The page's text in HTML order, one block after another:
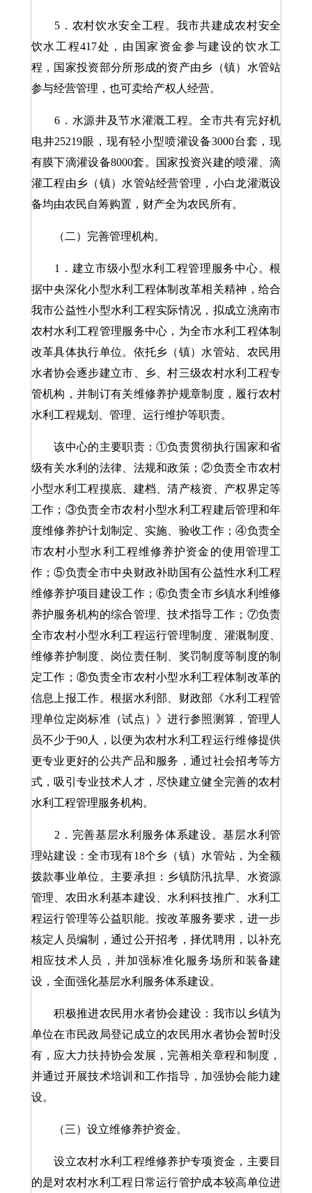
5．农村饮水安全工程。我市共建成农村安全
饮水工程417处，由国家资金参与建设的饮水工
程，国家投资部分所形成的资产由乡（镇）水管站
参与经营管理，也可卖给产权人经营。
6．水源井及节水灌溉工程。全市共有完好机
电井25219眼，现有轻小型喷灌设备3000台套，现
有膜下滴灌设备8000套。国家投资兴建的喷灌、滴
灌工程由乡（镇）水管站经营管理，小白龙灌溉设
备均由农民自筹购置，财产全为农民所有。
（二）完善管理机构。
1．建立市级小型水利工程管理服务中心。根
据中央深化小型水利工程体制改革相关精神，给合
我市公益性小型水利工程实际情况，拟成立洮南市
农村水利工程管理服务中心，为全市水利工程体制
改革具体执行单位。依托乡（镇）水管站、农民用
水者协会逐步建立市、乡、村三级农村水利工程专
管机构，并制订有关维修养护规章制度，履行农村
水利工程规划、管理、运行维护等职责。
该中心的主要职责：①负责贯彻执行国家和省
级有关水利的法律、法规和政策；②负责全市农村
小型水利工程摸底、建档、清产核资、产权界定等
工作；③负责全市农村小型水利工程建后管理和年
度维修养护计划制定、实施、验收工作；④负责全
市农村小型水利工程维修养护资金的使用管理工
作；⑤负责全市中央财政补助国有公益性水利工程
维修养护项目建设工作；⑥负责全市乡镇水利维修
养护服务机构的综合管理、技术指导工作；⑦负责
全市农村小型水利工程运行管理制度、灌溉制度、
维修养护制度、岗位责任制、奖罚制度等制度的制
定工作；⑧负责全市农村小型水利工程体制改革的
信息上报工作。根据水利部、财政部《水利工程管
理单位定岗标准（试点）》进行参照测算，管理人
员不少于90人，以便为农村水利工程运行维修提供
更专业更好的公共产品和服务，通过社会招考等方
式，吸引专业技术人才，尽快建立健全完善的农村
水利工程管理服务机构。
2．完善基层水利服务体系建设。基层水利管
理站建设：全市现有18个乡（镇）水管站，为全额
拨款事业单位。主要承担：乡镇防汛抗旱、水资源
管理、农田水利基本建设、水利科技推广、水利工
程运行管理等公益职能。按改革服务要求，进一步
核定人员编制，通过公开招考，择优聘用，以补充
相应技术人员，并加强标准化服务场所和装备建
设，全面强化基层水利服务体系建设。
积极推进农民用水者协会建设：我市以乡镇为
单位在市民政局登记成立的农民用水者协会暂时没
有，应大力扶持协会发展，完善相关章程和制度，
并通过开展技术培训和工作指导，加强协会能力建
设。
（三）设立维修养护资金。
设立农村水利工程维修养护专项资金，主要目
的是对农村水利工程日常运行管护成本较高单位进